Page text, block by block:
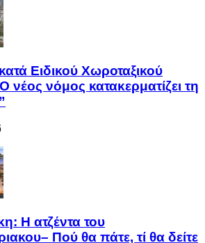
Ειδικού Χωροταξικού
νέος νόμος κατακερματίζει τη
Η ατζέντα του
Πού θα πάτε, τί θα δείτε